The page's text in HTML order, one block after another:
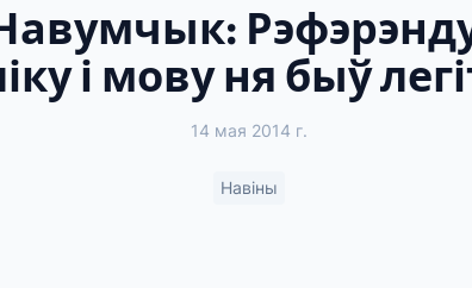
і мову ня быў
14 мая 2014 г.
Навіны